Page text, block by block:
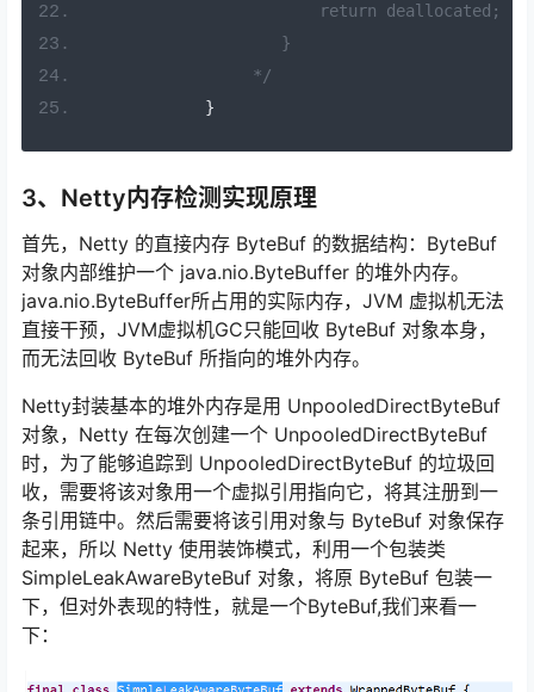
                        return deallocated;
                    }
                 */
}
3、Netty内存检测实现原理
首先，Netty 的直接内存 ByteBuf 的数据结构：ByteBuf
对象内部维护一个 java.nio.ByteBuffer 的堆外内存。
java.nio.ByteBuffer所占用的实际内存，JVM 虚拟机无法
直接干预，JVM虚拟机GC只能回收 ByteBuf 对象本身，
而无法回收 ByteBuf 所指向的堆外内存。
Netty封装基本的堆外内存是用 UnpooledDirectByteBuf
对象，Netty 在每次创建一个 UnpooledDirectByteBuf
时，为了能够追踪到 UnpooledDirectByteBuf 的垃圾回
收，需要将该对象用一个虚拟引用指向它，将其注册到一
条引用链中。然后需要将该引用对象与 ByteBuf 对象保存
起来，所以 Netty 使用装饰模式，利用一个包装类
SimpleLeakAwareByteBuf 对象，将原 ByteBuf 包装一
下，但对外表现的特性，就是一个ByteBuf,我们来看一
下：